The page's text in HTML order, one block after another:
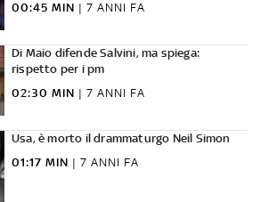
00:45 MIN | 7 ANNI FA
Di Maio difende Salvini, ma spiega:
rispetto per i pm
02:30 MIN | 7 ANNI FA
Usa, è morto il drammaturgo Neil Simon
01:17 MIN | 7 ANNI FA